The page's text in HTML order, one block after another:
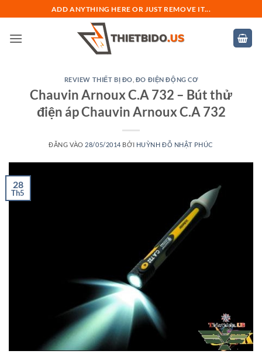
qua
nội
ADD ANYTHING HERE OR JUST REMOVE IT...
REVIEW THIẾT BỊ ĐO ĐO ĐIỆN ĐỘNG CƠ
Chauvin Arnoux C.A 732 – Bút thử
điện áp Chauvin Arnoux C.A 732
ĐĂNG VÀO 28/05/2014 BỞI HUỲNH ĐỖ NHẬT PHÚC
28
Th5